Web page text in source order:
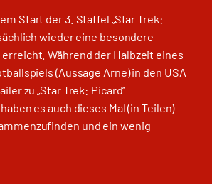
Start der 3. Staffel „Star Trek:
wieder eine besondere
Während der Halbzeit eines
(Aussage Arne) in den USA
zu „Star Trek: Picard“
es auch dieses Mal (in Teilen)
und ein wenig